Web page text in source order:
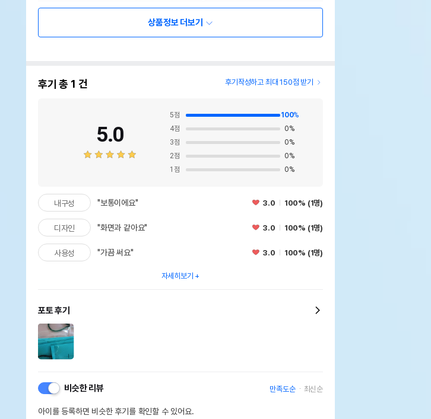
상품정보 더보기
후기 총 1 건 후기작성하고 최대 150점 받기
5.0
5점 100%
4점 0%
3점 0%
2점 0%
1 점 0%
내구성 "보통이에요" 3.0 100% (1명)
디자인 "화면과 같아요" 3.0 100% (1명)
사용성 "가끔 써요" 3.0 100% (1명)
자세히보기
포토 후기
비슷한 리뷰 만족도순 최신순
아이를 등록하면 비슷한 후기를 확인할 수 있어요.